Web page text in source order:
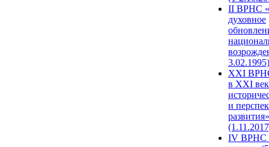
II ВРНС
духовное
3.02.1995)
XХI
в XXI
и
развития»
IV ВРНС